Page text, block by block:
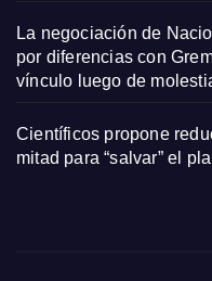
La negociación de
por diferencias con
vínculo luego de
Científicos propone
mitad para “salvar” el